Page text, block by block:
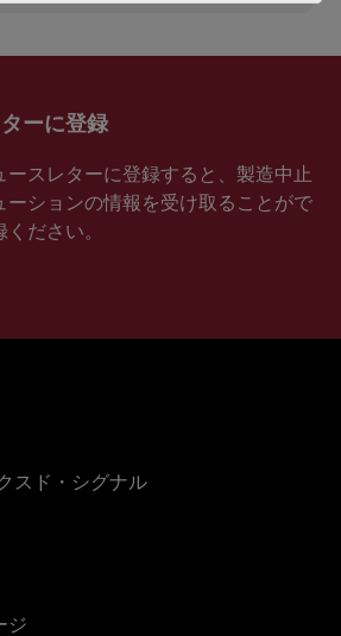
ーに登録
ースレターに登録すると、製造中止
ーションの情報を受け取ることがで
ださい。
スド・シグナル
ジ